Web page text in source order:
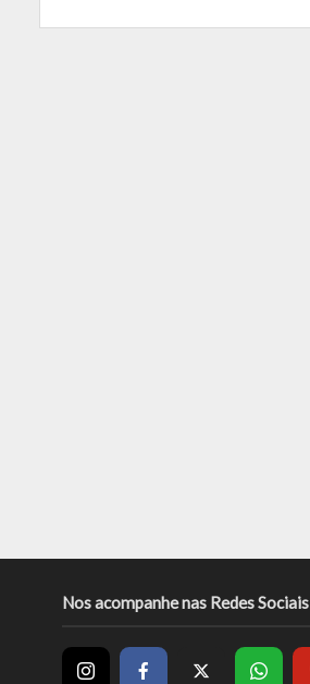
Nos acompanhe nas Redes Sociais